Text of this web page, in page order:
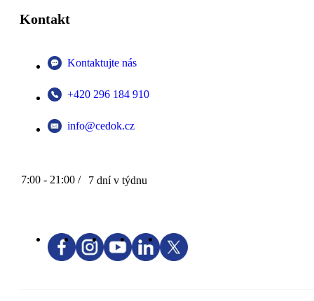
Kontakt
Kontaktujte nás
+420 296 184 910
info@cedok.cz
7:00 - 21:00 / 7 dní v týdnu